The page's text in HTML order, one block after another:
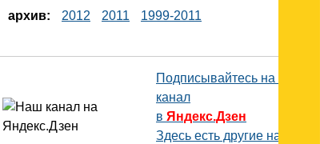
архив: 2012 2011 1999-2011
Подписывайтесь на наш
канал
в Яндекс.Дзен
Здесь есть другие наши